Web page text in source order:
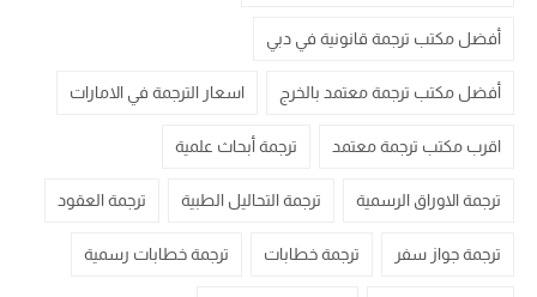
أفضل مكتب ترجمة قانونية في دبي
أفضل مكتب ترجمة معتمد بالخرج اسعار الترجمة في الامارات
اقرب مكتب ترجمة معتمد ترجمة أبحاث علمية
ترجمة الاوراق الرسمية ترجمة التحاليل الطبية ترجمة العقود
ترجمة جواز سفر ترجمة خطابات ترجمة خطابات رسمية